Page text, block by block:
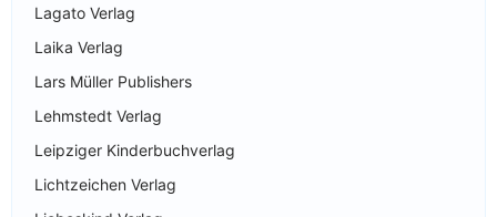
Lagato Verlag
Laika Verlag
Lars Müller Publishers
Lehmstedt Verlag
Leipziger Kinderbuchverlag
Lichtzeichen Verlag